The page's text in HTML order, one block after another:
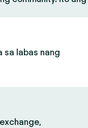
sa labas nang